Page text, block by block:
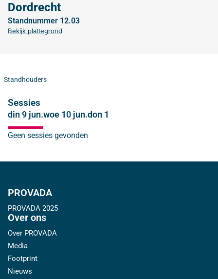
Dordrecht
Standnummer 12.03
Bekijk plattegrond
Standhouders
Sessies
din 9 jun.woe 10 jun.don 11 jun.
Geen sessies gevonden
PROVADA
PROVADA 2025
Over ons
Over PROVADA
Media
Footprint
Nieuws